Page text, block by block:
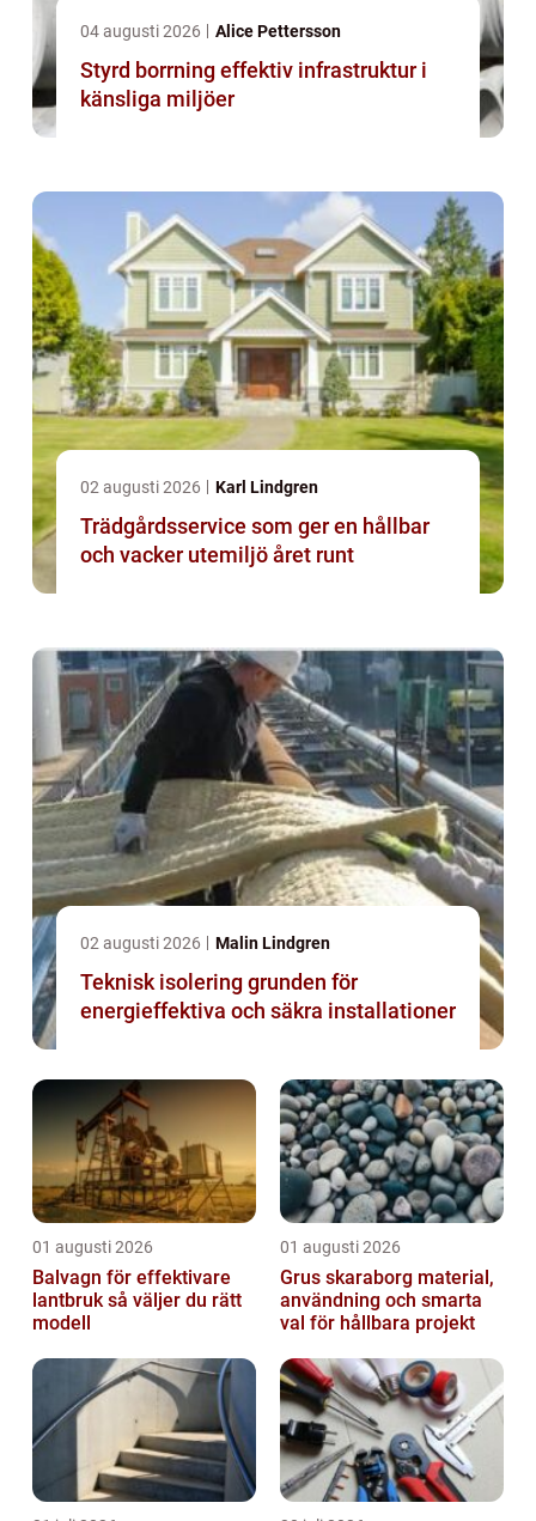
04 augusti 2026 Alice Pettersson
Styrd borrning effektiv infrastruktur i
känsliga miljöer
02 augusti 2026 Karl Lindgren
Trädgårdsservice som ger en hållbar
och vacker utemiljö året runt
02 augusti 2026 Malin Lindgren
Teknisk isolering grunden för
energieffektiva och säkra installationer
01 augusti 2026
Balvagn för effektivare
lantbruk så väljer du rätt
modell
01 augusti 2026
Grus skaraborg material,
användning och smarta
val för hållbara projekt